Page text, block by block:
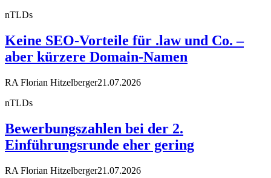
nTLDs
Keine SEO-Vorteile für .law und Co. –
aber kürzere Domain-Namen
RA Florian Hitzelberger21.07.2026
nTLDs
Bewerbungszahlen bei der 2.
Einführungsrunde eher gering
RA Florian Hitzelberger21.07.2026